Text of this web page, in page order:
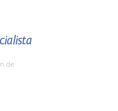
de